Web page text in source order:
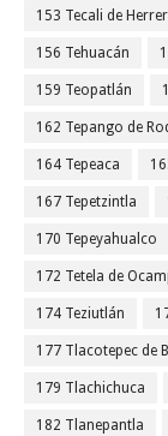
153 Tecali de
156 Tehuacán
159 Teopatlán
162 Tepango de
164 Tepeaca
167 Tepetzintla
170 Tepeyahualco
172 Tetela de
174 Teziutlán
177 Tlacotepec de
179 Tlachichuca
182 Tlanepantla